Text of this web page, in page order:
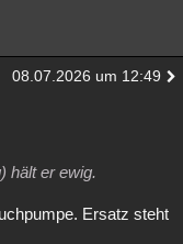
08.07.2026 um 12:49
hält er ewig.
Ersatz steht